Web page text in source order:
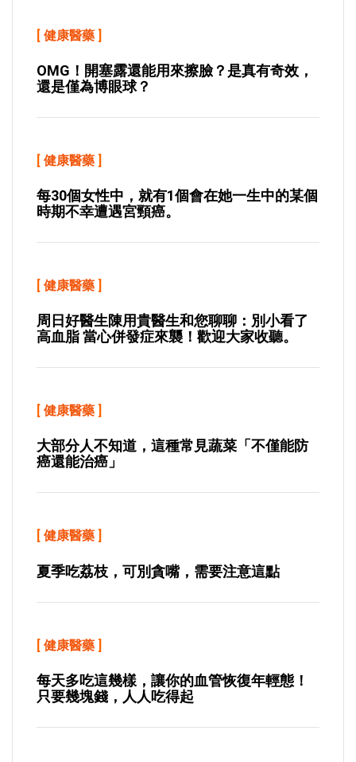
[ 健康醫藥 ]
OMG！開塞露還能用來擦臉？是真有奇效，
還是僅為博眼球？
[ 健康醫藥 ]
每30個女性中，就有1個會在她一生中的某個
時期不幸遭遇宮頸癌。
[ 健康醫藥 ]
周日好醫生陳用貴醫生和您聊聊：別小看了
高血脂 當心併發症來襲！歡迎大家收聽。
[ 健康醫藥 ]
大部分人不知道，這種常見蔬菜「不僅能防
癌還能治癌」
[ 健康醫藥 ]
夏季吃荔枝，可別貪嘴，需要注意這點
[ 健康醫藥 ]
每天多吃這幾樣，讓你的血管恢復年輕態！
只要幾塊錢，人人吃得起